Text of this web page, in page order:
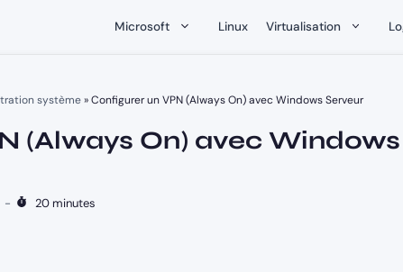
Microsoft Linux Virtualisation
système»Configurer un VPN (Always On) avec Windows Serveur
(Always On) avec Windows
- 20 minutes